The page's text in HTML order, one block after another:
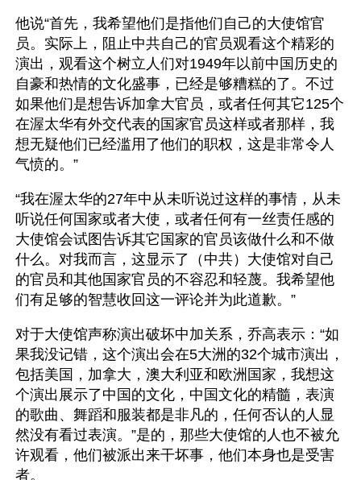
他说“首先，我希望他们是指他们自己的大使馆官
员。实际上，阻止中共自己的官员观看这个精彩的
演出，观看这个树立人们对1949年以前中国历史的
自豪和热情的文化盛事，已经是够糟糕的了。不过
如果他们是想告诉加拿大官员，或者任何其它125个
在渥太华有外交代表的国家官员这样或者那样，我
想无疑他们已经滥用了他们的职权，这是非常令人
气愤的。”
“我在渥太华的27年中从未听说过这样的事情，从未
听说任何国家或者大使，或者任何有一丝责任感的
大使馆会试图告诉其它国家的官员该做什么和不做
什么。对我而言，这显示了（中共）大使馆对自己
的官员和其他国家官员的不容忍和轻蔑。我希望他
们有足够的智慧收回这一评论并为此道歉。”
对于大使馆声称演出破坏中加关系，乔高表示：“如
果我没记错，这个演出会在5大洲的32个城市演出，
包括美国，加拿大，澳大利亚和欧洲国家，我想这
个演出展示了中国的文化，中国文化的精髓，表演
的歌曲、舞蹈和服装都是非凡的，任何否认的人显
然没有看过表演。”是的，那些大使馆的人也不被允
许观看，他们被派出来干坏事，他们本身也是受害
者。